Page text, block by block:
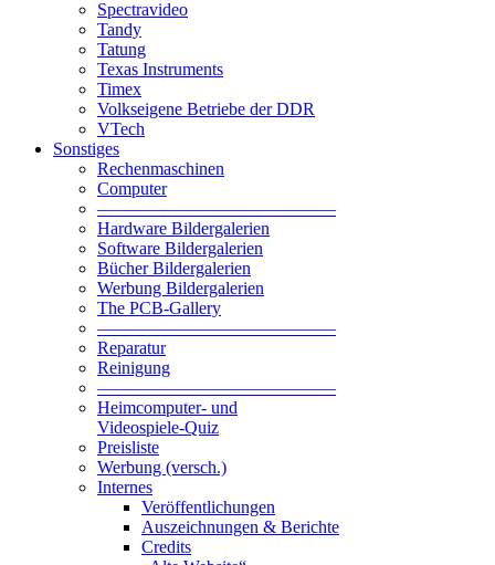
Spectravideo
Tandy
Tatung
Texas Instruments
Timex
Volkseigene Betriebe der DDR
VTech
Sonstiges
Rechenmaschinen
Computer
—————————————–
Hardware Bildergalerien
Software Bildergalerien
Bücher Bildergalerien
Werbung Bildergalerien
The PCB-Gallery
—————————————–
Reparatur
Reinigung
—————————————–
Heimcomputer- und
Videospiele-Quiz
Preisliste
Werbung (versch.)
Internes
Veröffentlichungen
Auszeichnungen & Berichte
Credits